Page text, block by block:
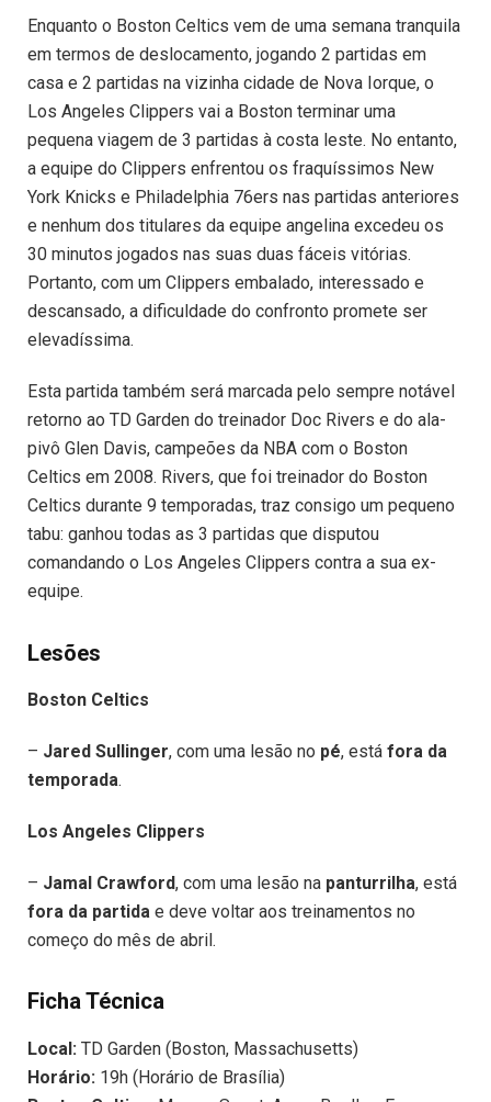
Enquanto o Boston Celtics vem de uma semana tranquila
em termos de deslocamento, jogando 2 partidas em
casa e 2 partidas na vizinha cidade de Nova Iorque, o
Los Angeles Clippers vai a Boston terminar uma
pequena viagem de 3 partidas à costa leste. No entanto,
a equipe do Clippers enfrentou os fraquíssimos New
York Knicks e Philadelphia 76ers nas partidas anteriores
e nenhum dos titulares da equipe angelina excedeu os
30 minutos jogados nas suas duas fáceis vitórias.
Portanto, com um Clippers embalado, interessado e
descansado, a dificuldade do confronto promete ser
elevadíssima.
Esta partida também será marcada pelo sempre notável
retorno ao TD Garden do treinador Doc Rivers e do ala-
pivô Glen Davis, campeões da NBA com o Boston
Celtics em 2008. Rivers, que foi treinador do Boston
Celtics durante 9 temporadas, traz consigo um pequeno
tabu: ganhou todas as 3 partidas que disputou
comandando o Los Angeles Clippers contra a sua ex-
equipe.
Lesões
Boston Celtics
– Jared Sullinger, com uma lesão no pé, está fora da
temporada.
Los Angeles Clippers
– Jamal Crawford, com uma lesão na panturrilha, está
fora da partida e deve voltar aos treinamentos no
começo do mês de abril.
Ficha Técnica
Local: TD Garden (Boston, Massachusetts)
Horário: 19h (Horário de Brasília)